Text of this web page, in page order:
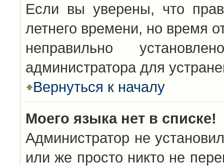
Если вы уверены, что
летнего времени, но время
неправильно
администратора для
Вернуться к началу
Моего языка нет в списке!
Администратор не
или же просто никто не